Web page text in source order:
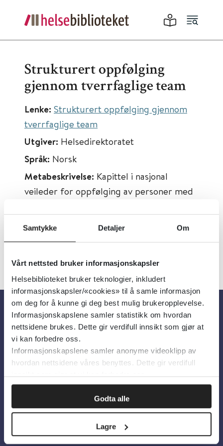
Samtykke Detaljer Om
Vårt nettsted bruker informasjonskapsler
Helsebiblioteket bruker teknologier, inkludert
informasjonskapsler/«cookies» til å samle informasjon
om deg for å kunne gi deg best mulig brukeropplevelse.
Informasjonskapslene samler statistikk om hvordan
nettsidene brukes. Dette gir verdifull innsikt som gjør at
vi kan forbedre oss.
Informasjonskapslene samler anonyme videoklipp av
hvordan nettsidene våres benyttes. Dette gir verdifull
innsikt som gjør at vi kan forbedre oss.
Godta alle
Lagre
Strukturert oppfølging
gjennom tverrfaglige team
Lenke: Strukturert oppfølging gjennom
tverrfaglige team
Utgiver: Helsedirektoratet
Språk: Norsk
Metabeskrivelse: Kapittel i nasjonal
veileder for oppfølging av personer med
Om oss
Om Helsebiblioteket
Information in English
Bilder fra Colourbox.com